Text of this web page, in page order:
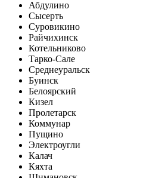
Абдулино
Сысерть
Суровикино
Райчихинск
Котельниково
Тарко-Сале
Среднеуральск
Буинск
Белоярский
Кизел
Пролетарск
Коммунар
Пущино
Электроугли
Калач
Кяхта